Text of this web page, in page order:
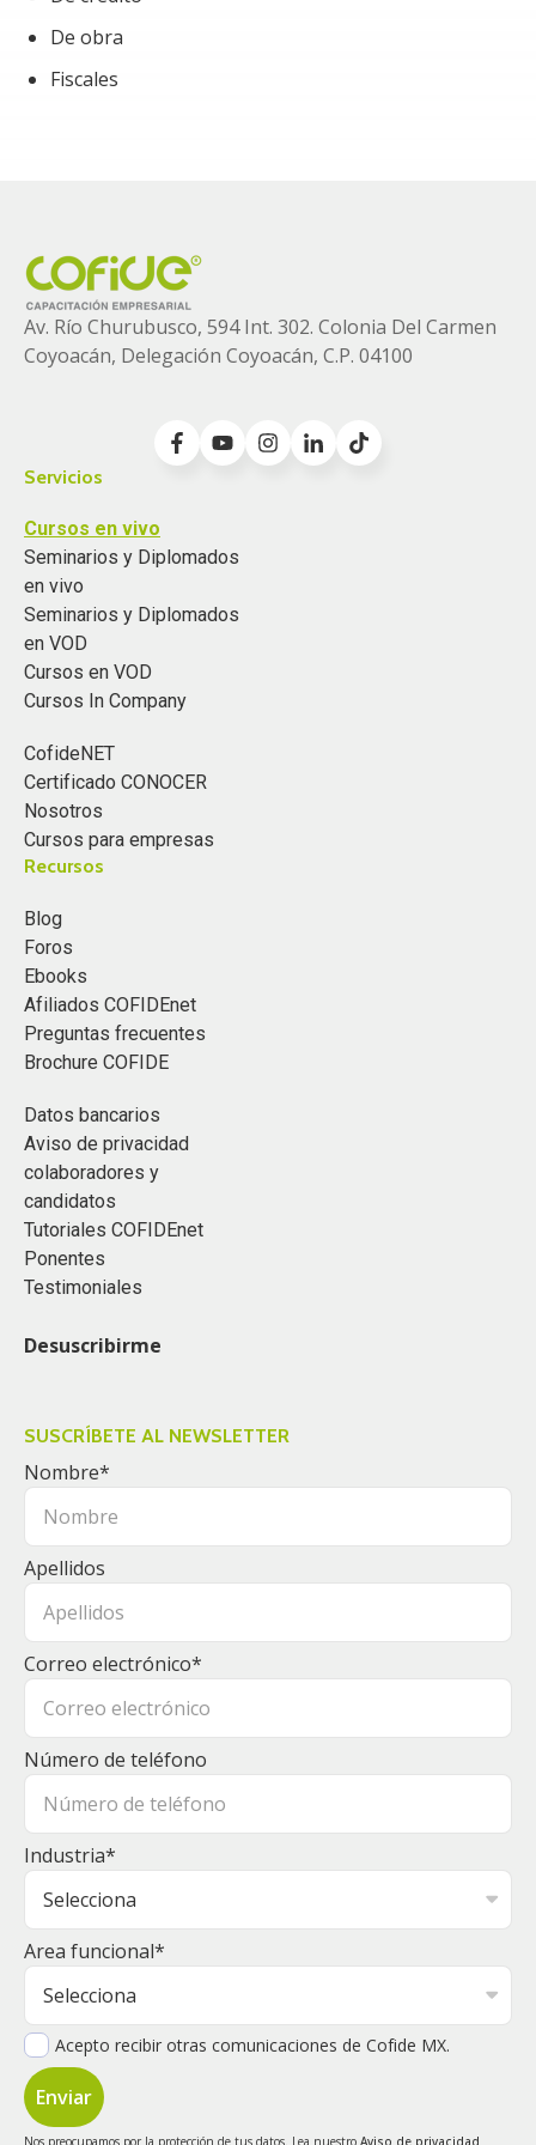
seguros de garantía.
De obra
Fiscales
Av. Río Churubusco, 594 Int. 302. Colonia Del Carmen
Coyoacán, Delegación Coyoacán, C.P. 04100
Servicios
Cursos en vivo
Seminarios y Diplomados
en vivo
Seminarios y Diplomados
en VOD
Cursos en VOD
Cursos In Company
CofideNET
Certificado CONOCER
Nosotros
Cursos para empresas
Recursos
Blog
Foros
Ebooks
Afiliados COFIDEnet
Preguntas frecuentes
Brochure COFIDE
Datos bancarios
Aviso de privacidad
colaboradores y
candidatos
Tutoriales COFIDEnet
Ponentes
Testimoniales
Desuscribirme
SUSCRÍBETE AL NEWSLETTER
Nombre*
Apellidos
Correo electrónico*
Número de teléfono
Industria*
Area funcional*
Acepto recibir otras comunicaciones de Cofide MX.
Nos preocupamos por la protección de tus datos. Lea nuestro Aviso de privacidad